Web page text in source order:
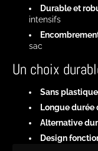
Durable et
intensifs
sac
Un choix
Sans
Longue durée
Alternative
Design